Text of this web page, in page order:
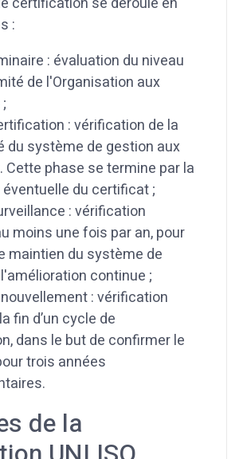
:
: évaluation du niveau
de l'Organisation aux
: vérification de la
du système de gestion aux
Cette phase se termine par la
du certificat ;
: vérification
moins une fois par an, pour
maintien du système de
continue ;
: vérification
fin d’un cycle de
dans le but de confirmer le
trois années
de la